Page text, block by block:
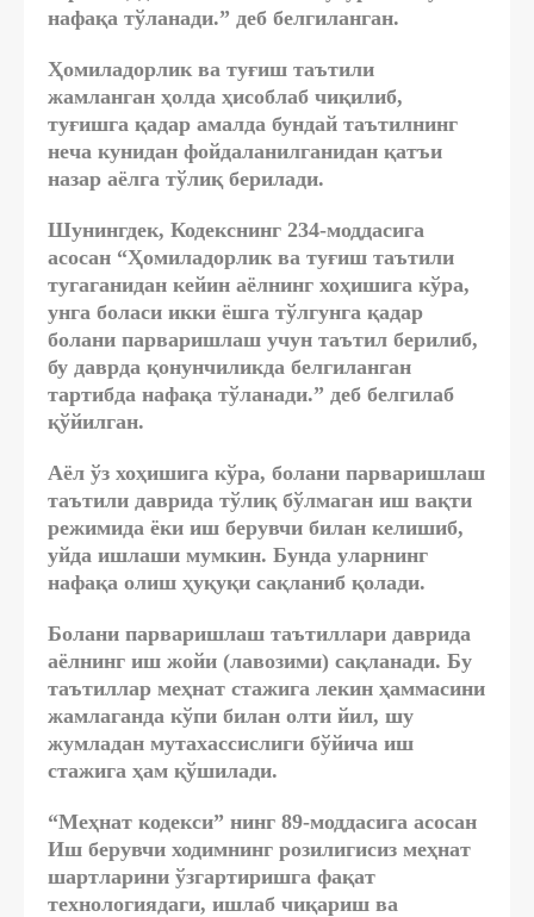
нафақа тўланади.” деб белгиланган.
Ҳомиладорлик ва туғиш таътили
жамланган ҳолда ҳисоблаб чиқилиб,
туғишга қадар амалда бундай таътилнинг
неча кунидан фойдаланилганидан қатъи
назар аёлга тўлиқ берилади.
Шунингдек, Кодекснинг 234-моддасига
асосан “Ҳомиладорлик ва туғиш таътили
тугаганидан кейин аёлнинг хоҳишига кўра,
унга боласи икки ёшга тўлгунга қадар
болани парваришлаш учун таътил берилиб,
бу даврда қонунчиликда белгиланган
тартибда нафақа тўланади.” деб белгилаб
қўйилган.
Аёл ўз хоҳишига кўра, болани парваришлаш
таътили даврида тўлиқ бўлмаган иш вақти
режимида ёки иш берувчи билан келишиб,
уйда ишлаши мумкин. Бунда уларнинг
нафақа олиш ҳуқуқи сақланиб қолади.
Болани парваришлаш таътиллари даврида
аёлнинг иш жойи (лавозими) сақланади. Бу
таътиллар меҳнат стажига лекин ҳаммасини
жамлаганда кўпи билан олти йил, шу
жумладан мутахассислиги бўйича иш
стажига ҳам қўшилади.
“Меҳнат кодекси” нинг 89-моддасига асосан
Иш берувчи ходимнинг розилигисиз меҳнат
шартларини ўзгартиришга фақат
технологиядаги, ишлаб чиқариш ва